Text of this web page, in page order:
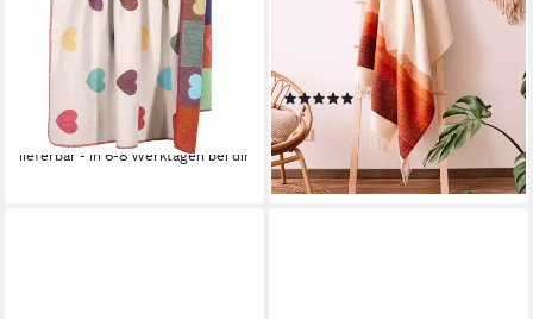
Europe, Wendefunktion,
Patchwork Design, Motiv
Herzen, 150x200
52,99 €
89,95 €
-41%
lieferbar - in 6-8 Werktagen bei dir
Nachhaltige Kuscheldecke
130x200cm, Made in EU aus
100% Schurwolle
(1)
149,00 € UVP179,00 €
-17%
lieferbar - in 2-3 Werktagen bei dir